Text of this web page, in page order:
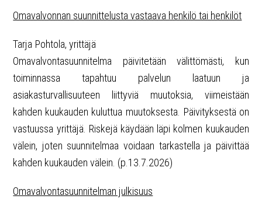
Omavalvonnan suunnittelusta vastaava henkilö tai henkilöt
Tarja Pohtola, yrittäjä
Omavalvontasuunnitelma päivitetään välittömästi, kun
toiminnassa tapahtuu palvelun laatuun ja
asiakasturvallisuuteen liittyviä muutoksia, viimeistään
kahden kuukauden kuluttua muutoksesta. Päivityksestä on
vastuussa yrittäjä. Riskejä käydään läpi kolmen kuukauden
välein, joten suunnitelmaa voidaan tarkastella ja päivittää
kahden kuukauden välein. (p.13.7.2026)
Omavalvontasuunnitelman julkisuus